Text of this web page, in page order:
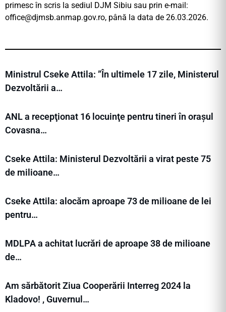
primesc în scris la sediul DJM Sibiu sau prin e-mail:
office@djmsb.anmap.gov.ro, până la data de 26.03.2026.
Ministrul Cseke Attila: ”În ultimele 17 zile, Ministerul
Dezvoltării a…
ANL a recepţionat 16 locuinţe pentru tineri în orașul
Covasna…
Cseke Attila: Ministerul Dezvoltării a virat peste 75
de milioane…
Cseke Attila: alocăm aproape 73 de milioane de lei
pentru…
MDLPA a achitat lucrări de aproape 38 de milioane
de…
Am sărbătorit Ziua Cooperării Interreg 2024 la
Kladovo! , Guvernul…